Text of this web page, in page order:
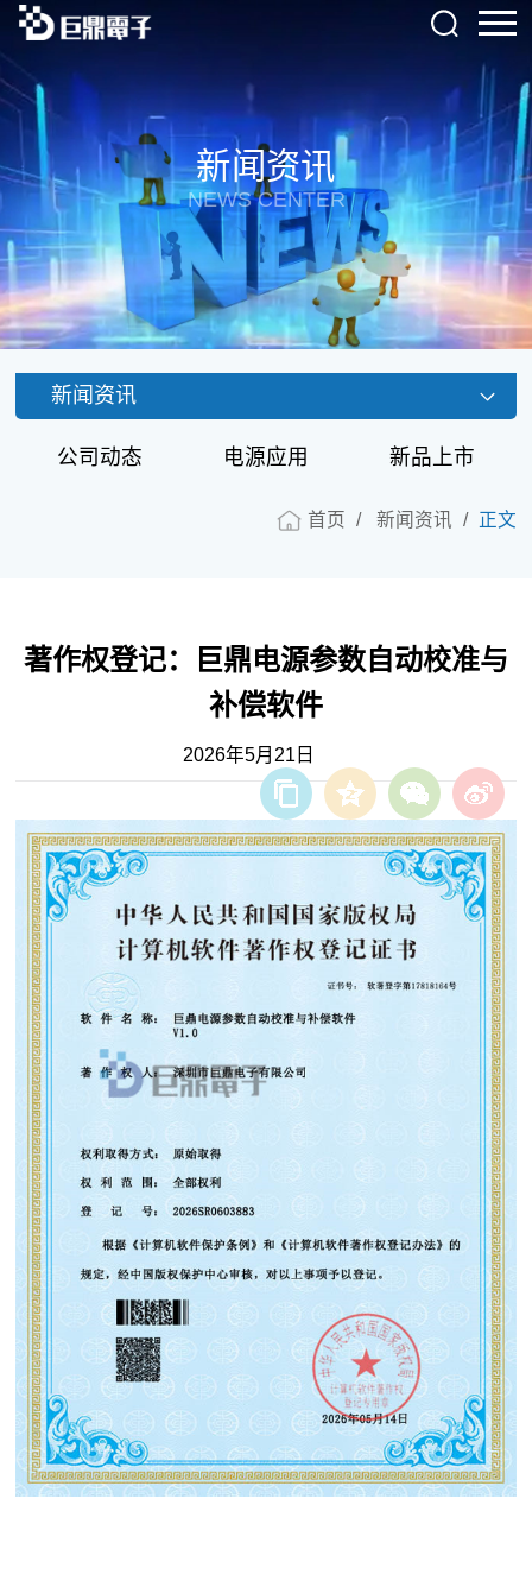
新闻资讯
NEWS CENTER
新闻资讯
公司动态 电源应用 新品上市
首页 新闻资讯 正文
著作权登记：巨鼎电源参数自动校准与
补偿软件
2026年5月21日